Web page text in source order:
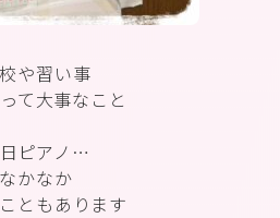
や習い事
て大事なこと
ピアノ…
なかなか
ともあります